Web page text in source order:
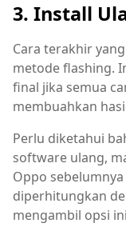
3. Install
Cara terakhir
metode flashing.
final jika semua
membuahkan
Perlu diketahui
software ulang,
Oppo
diperhitungkan
mengambil opsi